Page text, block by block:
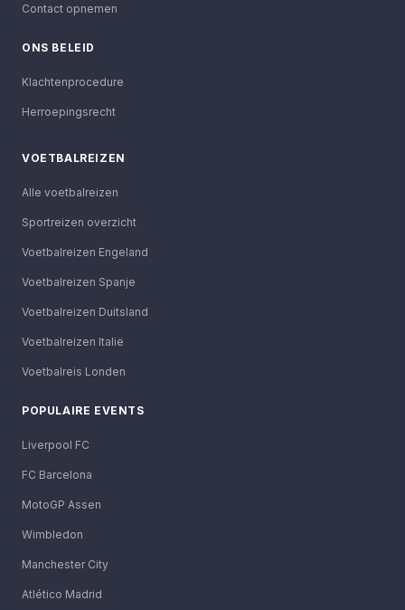
Contact opnemen
ONS BELEID
Klachtenprocedure
Herroepingsrecht
VOETBALREIZEN
Alle voetbalreizen
Sportreizen overzicht
Voetbalreizen Engeland
Voetbalreizen Spanje
Voetbalreizen Duitsland
Voetbalreizen Italië
Voetbalreis Londen
POPULAIRE EVENTS
Liverpool FC
FC Barcelona
MotoGP Assen
Wimbledon
Manchester City
Atlético Madrid